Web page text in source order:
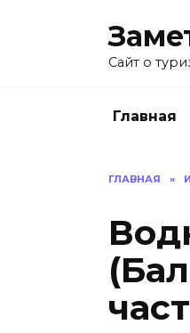
Сайт о
Главная
ГЛАВНАЯ »